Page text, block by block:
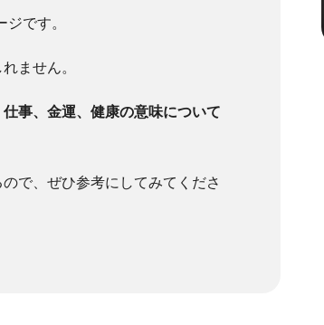
です。
ません。
事、金運、健康の意味について
で、ぜひ参考にしてみてくださ